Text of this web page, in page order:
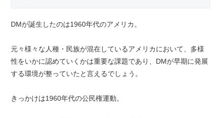
DMが誕生したのは1960年代のアメリカ。
元々様々な人種・民族が混在しているアメリカにおいて、多様
性をいかに認めていくかは重要な課題であり、DMが早期に発展
する環境が整っていたと言えるでしょう。
きっかけは1960年代の公民権運動。